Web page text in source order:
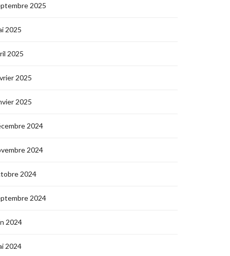
2025
2025
2025
2025
2025
2024
2024
2024
2024
2024
2024